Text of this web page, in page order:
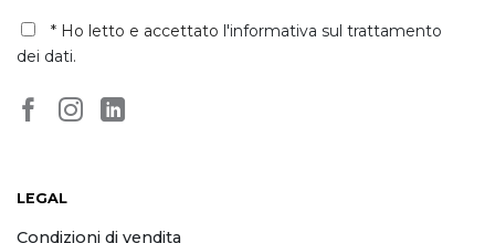
* Ho letto e accettato l'informativa sul trattamento
dei dati.
LEGAL
Condizioni di vendita